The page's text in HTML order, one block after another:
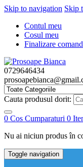
Skip to navigation Skip
Contul meu
Cosul meu
Finalizare
0729646434
Cauta produsul dorit:
0 Cos Cumparaturi 0
Nu ai niciun produs în
Toggle navigation